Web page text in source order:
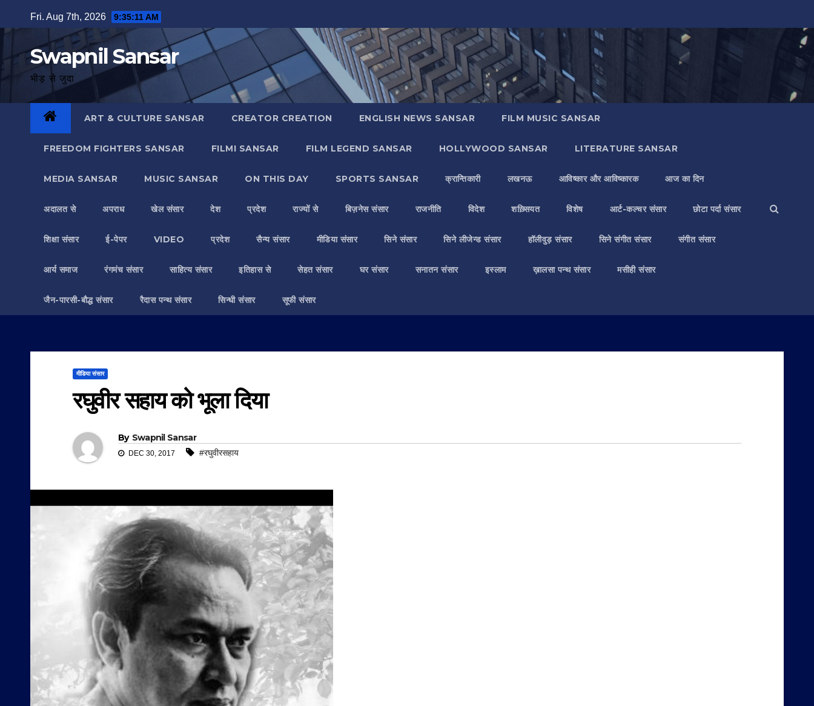
to
Fri. Aug 7th, 2026 9:35:12 AM
Swapnil Sansar
भीड़ से जुदा
ART & CULTURE SANSAR CREATOR CREATION ENGLISH NEWS SANSAR FILM MUSIC SANSAR
FREEDOM FIGHTERS SANSAR FILMI SANSAR FILM LEGEND SANSAR HOLLYWOOD SANSAR LITERATURE SANSAR
MEDIA SANSAR MUSIC SANSAR ON THIS DAY SPORTS SANSAR क्रान्तिकारी लखनऊ आविष्कार और आविष्कारक आज का दिन
अदालत से अपराध खेल संसार देश प्रदेश राज्यों से बिज़नेस संसार राजनीति विदेश शख़्सियत विशेष आर्ट-कल्चर संसार छोटा पर्दा संसार
शिक्षा संसार ई-पेपर VIDEO प्रदेश सैन्य संसार मीडिया संसार सिने संसार सिने लीजेन्ड संसार हॉलीवुड़ संसार सिने संगीत संसार संगीत संसार
आर्य समाज रंगमंच संसार साहित्य संसार इतिहास से सेहत संसार घर संसार सनातन संसार इस्लाम ख़ालसा पन्थ संसार मसीही संसार
जैन-पारसी-बौद्ध संसार रैदास पन्थ संसार सिन्धी संसार सूफी संसार
मीडिया संसार
रघुवीर सहाय को भूला दिया
By Swapnil Sansar
DEC 30, 2017 #रघुवीरसहाय